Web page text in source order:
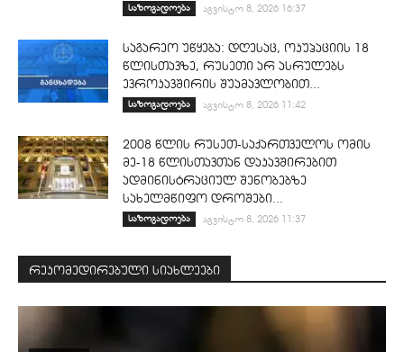
საზოგადოება აგვისტო 8, 2026 16:37
საგარეო უწყება: დღესაც, ოკუპაციის 18
წლისთავზე, რუსეთი არ ასრულებს
ევროკავშირის შუამავლობით...
საზოგადოება აგვისტო 8, 2026 11:42
2008 წლის რუსეთ-საქართველოს ომის
მე-18 წლისთავთან დაკავშირებით
ადმინისტრაციულ შენობებზე
სახელმწიფო დროშები...
საზოგადოება აგვისტო 8, 2026 11:37
რეკომედირებული სიახლეები